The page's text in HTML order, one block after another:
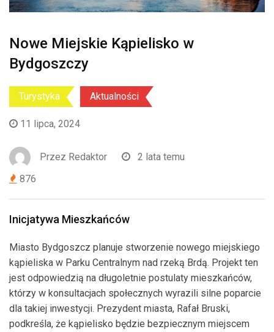
Nowe Miejskie Kąpielisko w
Bydgoszczy
Turystyka Aktualności
11 lipca, 2024
Przez Redaktor
2 lata temu
876
Inicjatywa Mieszkańców
Miasto Bydgoszcz planuje stworzenie nowego miejskiego
kąpieliska w Parku Centralnym nad rzeką Brdą. Projekt ten
jest odpowiedzią na długoletnie postulaty mieszkańców,
którzy w konsultacjach społecznych wyrazili silne poparcie
dla takiej inwestycji. Prezydent miasta, Rafał Bruski,
podkreśla, że kąpielisko będzie bezpiecznym miejscem